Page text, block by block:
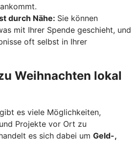
durch Nähe: Sie können
mit Ihrer Spende geschieht, und
oft selbst in Ihrer
Weihnachten lokal
es viele Möglichkeiten,
Projekte vor Ort zu
es sich dabei um Geld-,